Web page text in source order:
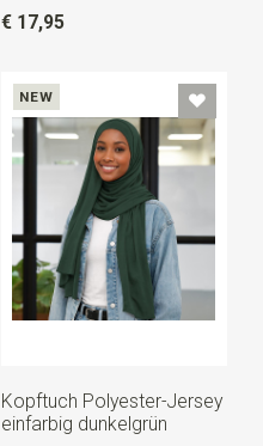
€ 17,95
NEW
Kopftuch Polyester-Jersey
einfarbig dunkelgrün